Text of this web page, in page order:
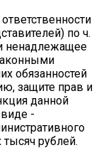
по ч.
ненадлежащее
обязанностей
защите прав и
данной
-
рублей.